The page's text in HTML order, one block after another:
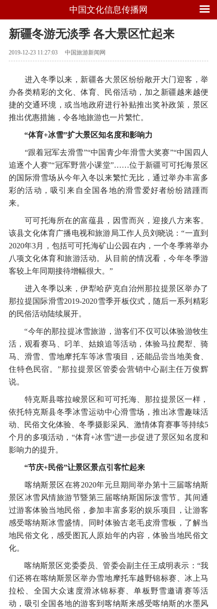
中国文化信息传播网
新疆冬游无淡季 各大景区忙起来
2019-12-23 11:27:03 中国旅游新闻网
进入冬季以来，新疆各大景区纷纷敞开大门迎客，举
办各类精彩的文化、体育、民俗活动，加之新疆越来越便
捷的交通环境，或当地政府进行补贴推出奖补政策，景区
推出优惠措施，令各地旅游也一片繁忙。
“体育+冰雪”扩大景区知名度和影响力
“跟着冠军去滑雪”“中国青少年滑雪大奖赛”“中国四人
追逐个人赛”“冠军野营小课堂”……位于新疆可可托海景区
的国际滑雪场从今年入冬以来繁忙无比，通过举办丰富多
彩的活动，吸引来自全国各地的滑雪爱好者纷纷踏踵而
来。
可可托海所在的富蕴县，因雪而兴，迎接八方来客。
该县文化体育广播电视和旅游局工作人员刘晓说：“一直到
2020年3月，包括可可托海矿山公园在内，一个冬季将举办
八项文化体育和旅游活动。从目前的情况看，今年冬季游
客较上年同期接待增幅很大。”
进入冬季以来，伊犁哈萨克自治州那拉提景区举办了
那拉提国际滑雪2019-2020雪季开板仪式，随后一系列精彩
的民俗活动陆续展开。
“今年的那拉提冰雪旅游，游客们不仅可以体验游牧生
活，观看赛马、叼羊、姑娘追等活动，体验马拉爬犁、骑
马、滑雪、雪地摩托车等冰雪项目，还能品尝当地美食、
住特色民宿。”那拉提景区管委会营销中心副主任万俊辉
说。
特克斯县喀拉峻景区和可可托海、那拉提景区一样，
依托特克斯县冬季冰雪运动中心滑雪场，推出冰雪趣味活
动、民俗文化体验、冬季摄影采风、激情体育赛事等持续5
个月的多项活动，“体育+冰雪”进一步促进了景区知名度和
影响力的提升。
“节庆+民俗”让景区景点引客忙起来
喀纳斯景区在将2020年元旦期间举办第十三届喀纳斯
景区冰雪风情旅游节暨第三届喀纳斯国际泼雪节。其间通
过游客体验当地民俗，参加丰富多彩的娱乐项目，让游客
感受喀纳斯冰雪盛情。同时体验古老毛皮滑雪板，了解当
地民俗文化，感受图瓦人原始年的内容，体验当地民俗文
化。
喀纳斯景区党委委员、管委会副主任王成明表示：“我
们还将在喀纳斯景区举办雪地摩托车越野锦标赛、冰上马
拉松、全国大众速度滑冰锦标赛、单板野雪邀请赛等活
动，吸引全国各地的游客到喀纳斯来感受喀纳斯的水墨风